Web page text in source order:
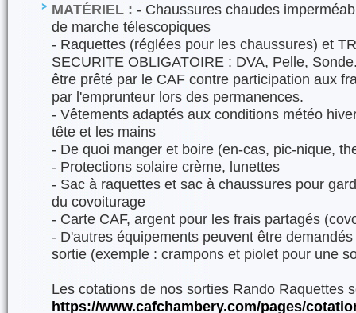
MATÉRIEL : - Chaussures chaudes
de marche télescopiques
- Raquettes (réglées pour les chaussures) et
SECURITE OBLIGATOIRE : DVA, Pelle,
être prêté par le CAF contre participation aux
par l'emprunteur lors des permanences.
- Vêtements adaptés aux conditions météo
tête et les mains
- De quoi manger et boire (en-cas, pic-nique,
- Protections solaire crème, lunettes
- Sac à raquettes et sac à chaussures pour
du covoiturage
- Carte CAF, argent pour les frais partagés
- D'autres équipements peuvent être
sortie (exemple : crampons et piolet pour une
Les cotations de nos sorties Rando Raquettes
https://www.cafchambery.com/pages/